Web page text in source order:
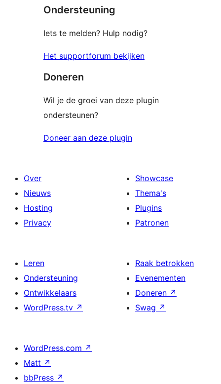
beoordelingen
Ondersteuning
Iets te melden? Hulp nodig?
Het supportforum bekijken
Doneren
Wil je de groei van deze plugin
ondersteunen?
Doneer aan deze plugin
Over
Nieuws
Hosting
Privacy
Showcase
Thema's
Plugins
Patronen
Leren
Ondersteuning
Ontwikkelaars
WordPress.tv ↗
Raak betrokken
Evenementen
Doneren ↗
Swag ↗
WordPress.com ↗
Matt ↗
bbPress ↗